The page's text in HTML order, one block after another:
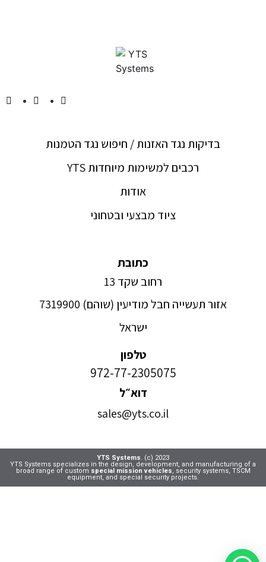
בדיקות נגד האזנות / חיפוש נגד הטמנות
YTS רכבים למשימות מיוחדות
אודות
ציוד מבצעי ובטחוני
כתובת
רחוב שקד 13
אזור תעשייה חבל מודיעין (שוהם) 7319900
ישראל
טלפון
972-77-2305075
דוא״ל
sales@yts.co.il
YTS Systems. (c) 2023
YTS Systems specializes in the design, development, and manufacturing of a
broad range of custom special mission vehicles, security systems, TSCM
equipment, and special security projects.